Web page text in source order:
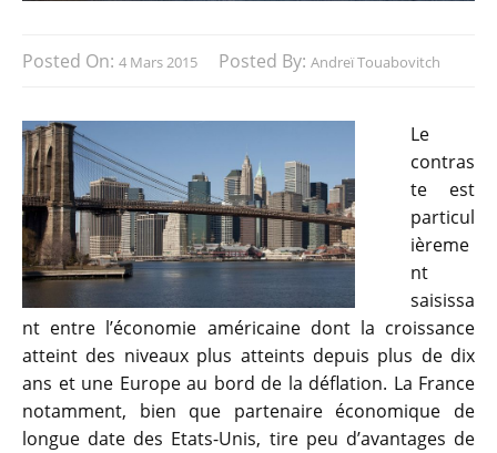
Posted On: 4 Mars 2015 Posted By: Andreï Touabovitch
Le
contras
te est
particul
ièreme
nt
saisissa
nt entre l’économie américaine dont la croissance
atteint des niveaux plus atteints depuis plus de dix
ans et une Europe au bord de la déflation. La France
notamment, bien que partenaire économique de
longue date des Etats-Unis, tire peu d’avantages de